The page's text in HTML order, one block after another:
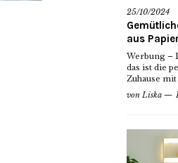
25/10/2024
aus
Werbung –
das ist die
Zuhause
von Liska